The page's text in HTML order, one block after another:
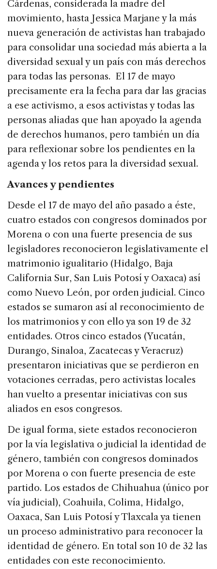
Cárdenas, considerada la madre del
movimiento, hasta Jessica Marjane y la más
nueva generación de activistas han trabajado
para consolidar una sociedad más abierta a la
diversidad sexual y un país con más derechos
para todas las personas. El 17 de mayo
precisamente era la fecha para dar las gracias
a ese activismo, a esos activistas y todas las
personas aliadas que han apoyado la agenda
de derechos humanos, pero también un día
para reflexionar sobre los pendientes en la
agenda y los retos para la diversidad sexual.
Avances y pendientes
Desde el 17 de mayo del año pasado a éste,
cuatro estados con congresos dominados por
Morena o con una fuerte presencia de sus
legisladores reconocieron legislativamente el
matrimonio igualitario (Hidalgo, Baja
California Sur, San Luis Potosí y Oaxaca) así
como Nuevo León, por orden judicial. Cinco
estados se sumaron así al reconocimiento de
los matrimonios y con ello ya son 19 de 32
entidades. Otros cinco estados (Yucatán,
Durango, Sinaloa, Zacatecas y Veracruz)
presentaron iniciativas que se perdieron en
votaciones cerradas, pero activistas locales
han vuelto a presentar iniciativas con sus
aliados en esos congresos.
De igual forma, siete estados reconocieron
por la vía legislativa o judicial la identidad de
género, también con congresos dominados
por Morena o con fuerte presencia de este
partido. Los estados de Chihuahua (único por
vía judicial), Coahuila, Colima, Hidalgo,
Oaxaca, San Luis Potosí y Tlaxcala ya tienen
un proceso administrativo para reconocer la
identidad de género. En total son 10 de 32 las
entidades con este reconocimiento.